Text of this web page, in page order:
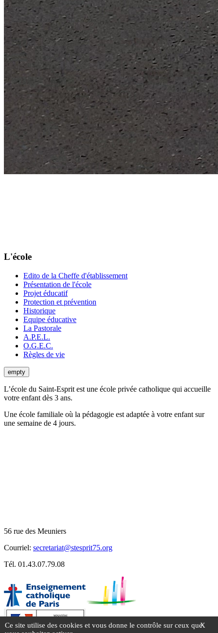
L'école
Edito de la Cheffe d'établissement
Présentation de l'école
Projet éducatif
Protection et prévention
Historique
Equipe éducative
La Pastorale
A.P.E.L.
O.G.E.C.
Règles de vie
empty
L’école du Saint-Esprit est une école privée catholique qui accueille
votre enfant dès 3 ans.
Une école familiale où la pédagogie est adaptée à votre enfant sur
une semaine de 4 jours.
56 rue des Meuniers
Courriel: secretariat@stesprit75.org
Tél. 01.43.07.79.08
X
Ce site utilise des cookies et vous donne le contrôle sur ceux que